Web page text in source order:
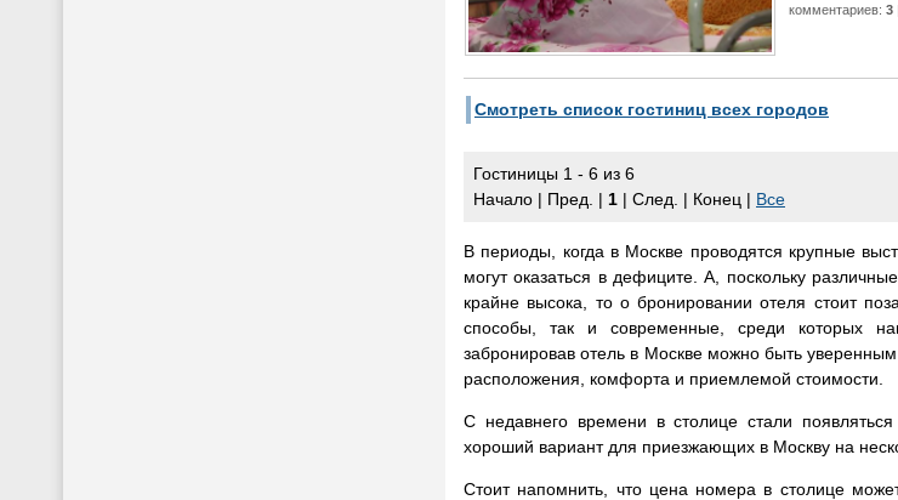
комментариев: 3
Смотреть список гостиниц всех городов
Гостиницы 1 - 6 из 6
Начало | Пред. | 1 | След. | Конец | Все
В периоды, когда в Москве проводятся крупные
могут оказаться в дефиците. А, поскольку
крайне высока, то о бронировании отеля стоит
способы, так и современные, среди которых
забронировав отель в Москве можно быть
расположения, комфорта и приемлемой стоимости.
С недавнего времени в столице стали
хороший вариант для приезжающих в Москву на
Стоит напомнить, что цена номера в столице